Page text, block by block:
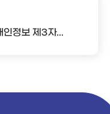
인정보 제3자...